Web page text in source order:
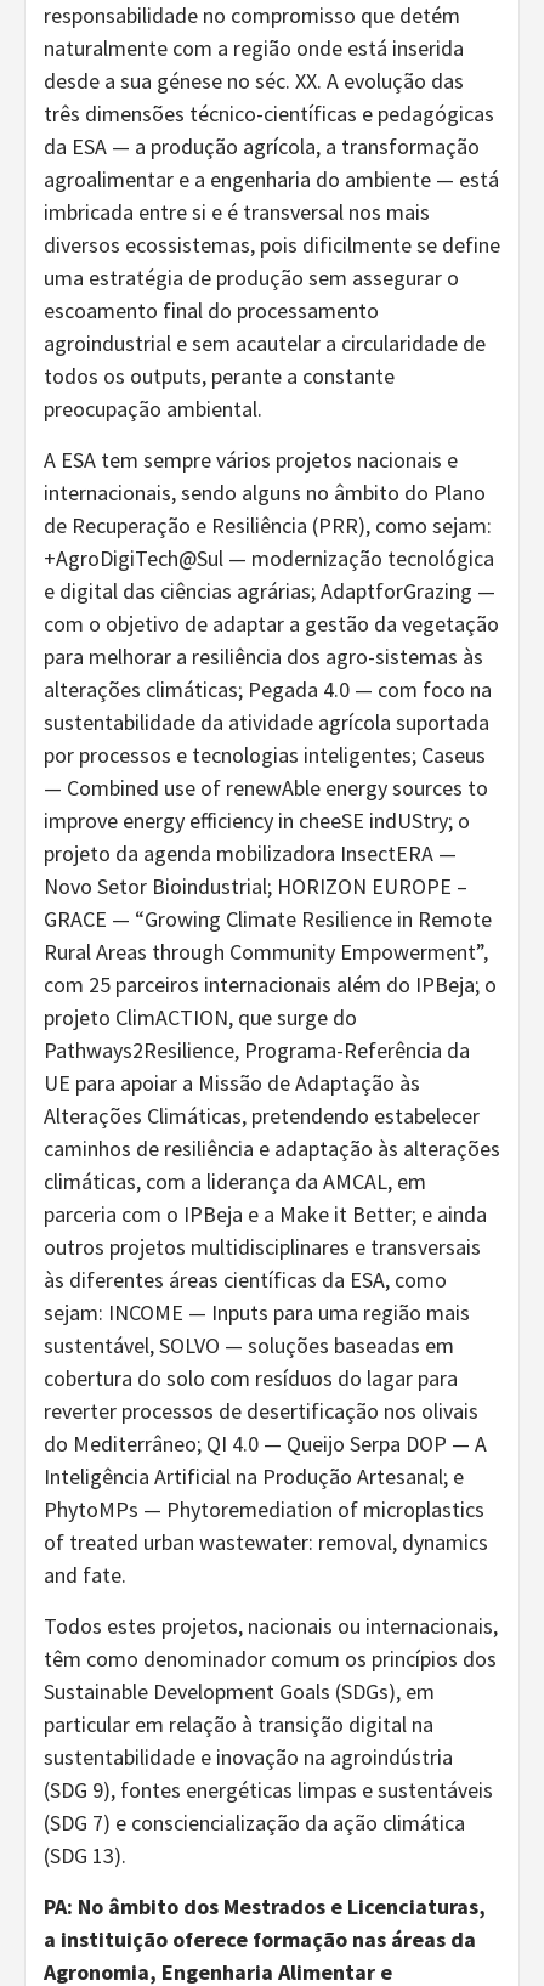
responsabilidade no compromisso que detém
naturalmente com a região onde está inserida
desde a sua génese no séc. XX. A evolução das
três dimensões técnico-científicas e pedagógicas
da ESA — a produção agrícola, a transformação
agroalimentar e a engenharia do ambiente — está
imbricada entre si e é transversal nos mais
diversos ecossistemas, pois dificilmente se define
uma estratégia de produção sem assegurar o
escoamento final do processamento
agroindustrial e sem acautelar a circularidade de
todos os outputs, perante a constante
preocupação ambiental.
A ESA tem sempre vários projetos nacionais e
internacionais, sendo alguns no âmbito do Plano
de Recuperação e Resiliência (PRR), como sejam:
+AgroDigiTech@Sul — modernização tecnológica
e digital das ciências agrárias; AdaptforGrazing —
com o objetivo de adaptar a gestão da vegetação
para melhorar a resiliência dos agro-sistemas às
alterações climáticas; Pegada 4.0 — com foco na
sustentabilidade da atividade agrícola suportada
por processos e tecnologias inteligentes; Caseus
— Combined use of renewAble energy sources to
improve energy efficiency in cheeSE indUStry; o
projeto da agenda mobilizadora InsectERA —
Novo Setor Bioindustrial; HORIZON EUROPE –
GRACE — “Growing Climate Resilience in Remote
Rural Areas through Community Empowerment”,
com 25 parceiros internacionais além do IPBeja; o
projeto ClimACTION, que surge do
Pathways2Resilience, Programa-Referência da
UE para apoiar a Missão de Adaptação às
Alterações Climáticas, pretendendo estabelecer
caminhos de resiliência e adaptação às alterações
climáticas, com a liderança da AMCAL, em
parceria com o IPBeja e a Make it Better; e ainda
outros projetos multidisciplinares e transversais
às diferentes áreas científicas da ESA, como
sejam: INCOME — Inputs para uma região mais
sustentável, SOLVO — soluções baseadas em
cobertura do solo com resíduos do lagar para
reverter processos de desertificação nos olivais
do Mediterrâneo; QI 4.0 — Queijo Serpa DOP — A
Inteligência Artificial na Produção Artesanal; e
PhytoMPs — Phytoremediation of microplastics
of treated urban wastewater: removal, dynamics
and fate.
Todos estes projetos, nacionais ou internacionais,
têm como denominador comum os princípios dos
Sustainable Development Goals (SDGs), em
particular em relação à transição digital na
sustentabilidade e inovação na agroindústria
(SDG 9), fontes energéticas limpas e sustentáveis
(SDG 7) e consciencialização da ação climática
(SDG 13).
PA: No âmbito dos Mestrados e Licenciaturas,
a instituição oferece formação nas áreas da
Agronomia, Engenharia Alimentar e